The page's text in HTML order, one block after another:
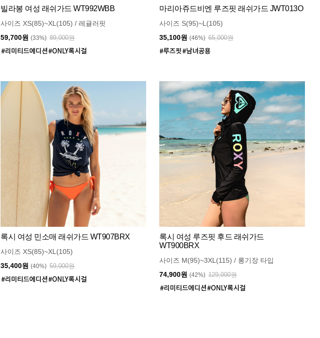
빌라봉 여성 래쉬가드 WT992WBB
사이즈 XS(85)~XL(105) / 레귤러핏
59,700원 (33%) 89,000원
마리아쥬드비엔 루즈핏 래쉬가드 JWT013O
사이즈 S(95)~L(105)
35,100원 (46%) 65,000원
록시 여성 민소매 래쉬가드 WT907BRX
사이즈 XS(85)~XL(105)
35,400원 (40%) 59,000원
록시 여성 루즈핏 후드 래쉬가드
WT900BRX
사이즈 M(95)~3XL(115) / 롱기장 타입
74,900원 (42%) 129,000원